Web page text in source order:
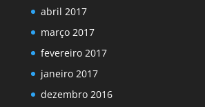
abril 2017
março 2017
fevereiro 2017
janeiro 2017
dezembro 2016